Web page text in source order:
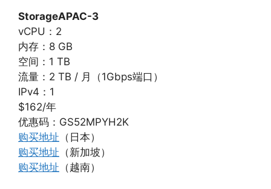
StorageAPAC-3
vCPU：2
内存：8 GB
空间：1 TB
流量：2 TB / 月（1Gbps端口）
IPv4：1
$162/年
优惠码：GS52MPYH2K
购买地址 （日本）
购买地址 （新加坡）
购买地址 （越南）